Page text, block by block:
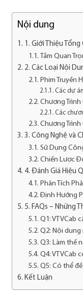
Nội dung
1. Giới Thiệu
Tầm Quan
2. Các Loại Nội
Phim Truyền
Các dự
Chương Trình
Các
Chương Trình
3. Công Nghệ và
Sử Dụng
Chiến Lược
4. Đánh Giá Hiệu
Phân Tích
Định Hướng
5. FAQs – Những
Q1: VTVCab
Q2: Nội dung
Q3: Làm thế
Q4: VTVCab
Q5: Có thể
Kết Luận